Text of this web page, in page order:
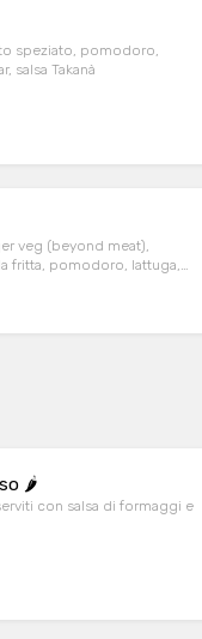
speziato, pomodoro,
salsa Takanà
veg (beyond meat),
fritta, pomodoro, lattuga,
🌶️
con salsa di formaggi e